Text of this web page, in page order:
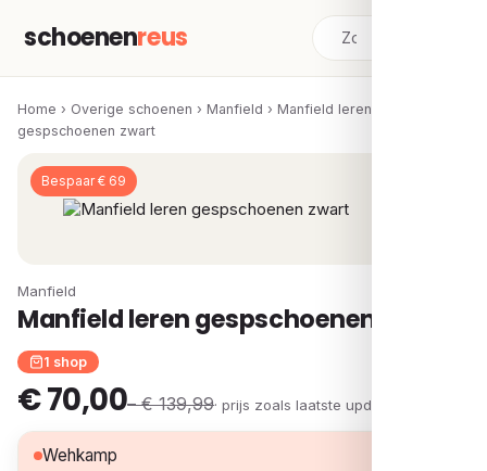
schoenenreus
Home › Overige schoenen › Manfield › Manfield leren
gespschoenen zwart
Bespaar € 69
Manfield
Manfield leren gespschoenen zwart
1 shop
€ 70,00– € 139,99· prijs zoals laatste update
Wehkamp